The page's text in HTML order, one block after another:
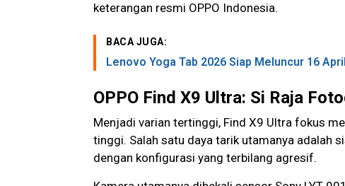
keterangan resmi OPPO Indonesia.
BACA JUGA:
Lenovo Yoga Tab 2026 Siap Meluncur 16
OPPO Find X9 Ultra: Si Raja
Menjadi varian tertinggi, Find X9 Ultra fokus
tinggi. Salah satu daya tarik utamanya adalah
dengan konfigurasi yang terbilang agresif.